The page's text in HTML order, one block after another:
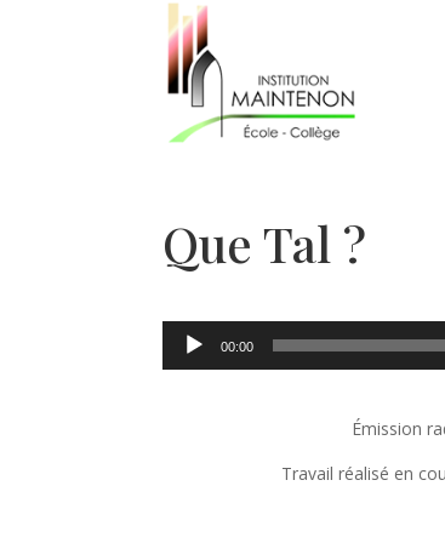
Que Tal ?
Lecteur
audio
00:00
Émission
Travail réalisé en